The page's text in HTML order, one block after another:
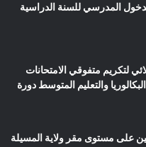
المدرسي للسنة الدراسية
لتكريم متفوقي الامتحانات
والتعليم المتوسط دورة
على مستوى مقر ولاية المسيلة